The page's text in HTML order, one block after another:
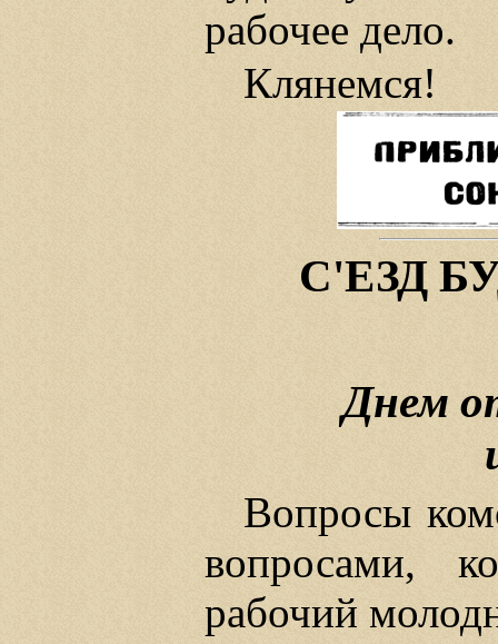
рабочее дело.
Клянемся!
С'ЕЗД
Днем
Вопросы
вопросами,
рабочий